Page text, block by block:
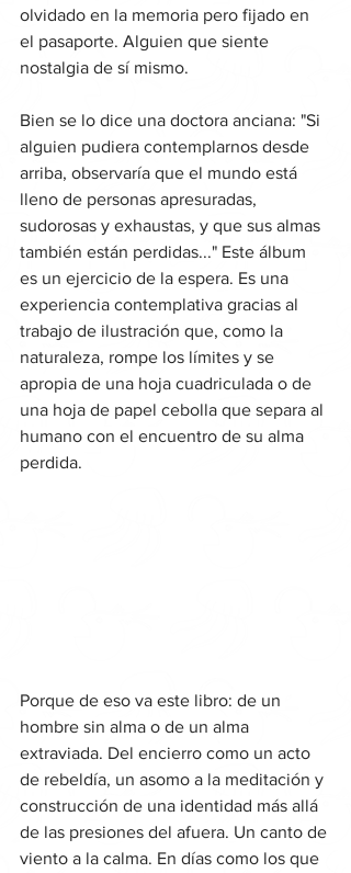
olvidado en la memoria pero fijado en
el pasaporte. Alguien que siente
nostalgia de sí mismo.
Bien se lo dice una doctora anciana: "Si
alguien pudiera contemplarnos desde
arriba, observaría que el mundo está
lleno de personas apresuradas,
sudorosas y exhaustas, y que sus almas
también están perdidas..." Este álbum
es un ejercicio de la espera. Es una
experiencia contemplativa gracias al
trabajo de ilustración que, como la
naturaleza, rompe los límites y se
apropia de una hoja cuadriculada o de
una hoja de papel cebolla que separa al
humano con el encuentro de su alma
perdida.
Porque de eso va este libro: de un
hombre sin alma o de un alma
extraviada. Del encierro como un acto
de rebeldía, un asomo a la meditación y
construcción de una identidad más allá
de las presiones del afuera. Un canto de
viento a la calma. En días como los que